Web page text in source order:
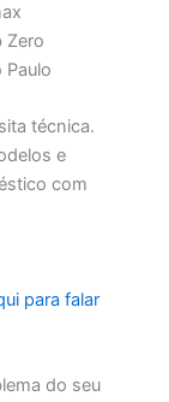
Zero
técnica.
e
com
para falar
do seu